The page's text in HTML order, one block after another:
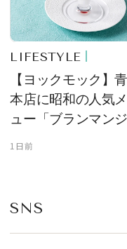
LIFESTYLE
【ヨックモック】
本店に昭和の人気
ュー「ブランマンジ
ェ」「ダックワー
1日前
SNS